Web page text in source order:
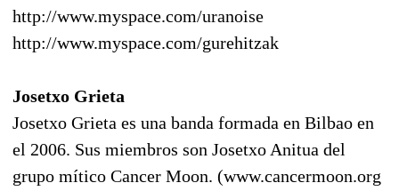
http://www.myspace.com/uranoise
http://www.myspace.com/gurehitzak
Josetxo Grieta
Josetxo Grieta es una banda formada en Bilbao en
el 2006. Sus miembros son Josetxo Anitua del
grupo mítico Cancer Moon. (www.cancermoon.org